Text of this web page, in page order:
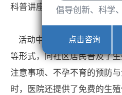
科普讲座与志愿服务活动。
活动中，医护团队通过生
等形式，向社区居民普及了
注意事项、不孕不育的预防
时，医院还提供了免费的生
倡导创新、科学
点击咨询